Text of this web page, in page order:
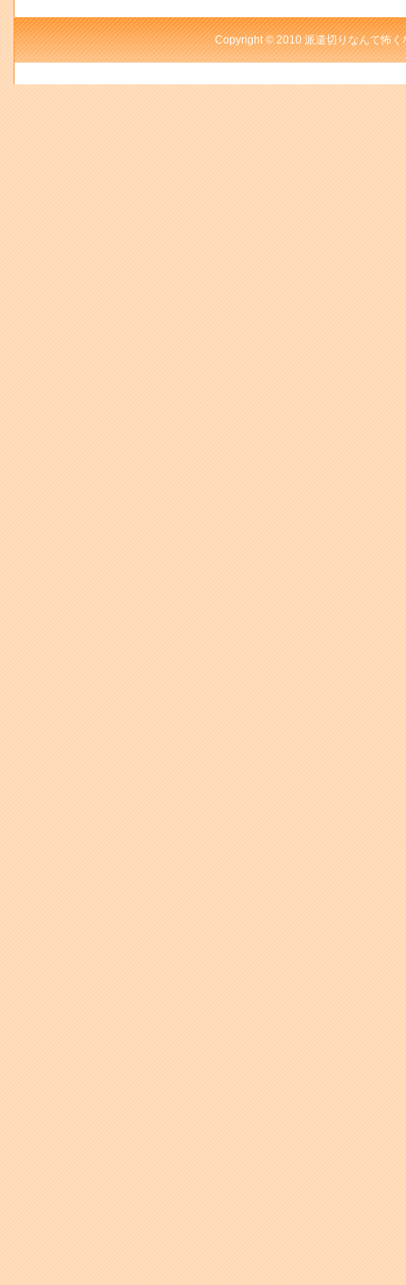
Copyright © 2010 派遣切りなんて怖